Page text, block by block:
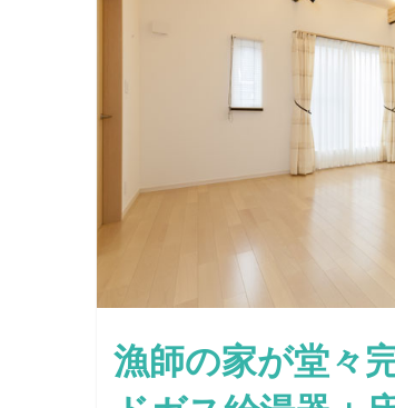
漁師の家が堂々